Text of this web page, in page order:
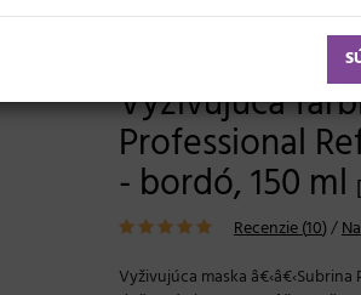
Vyživujúca farbiaca maska Subrina Professional Refresh Colour
Vyživujúca
Professional
- bordó, 150 ml
Recenzie (10)/
Vyživujúca maska